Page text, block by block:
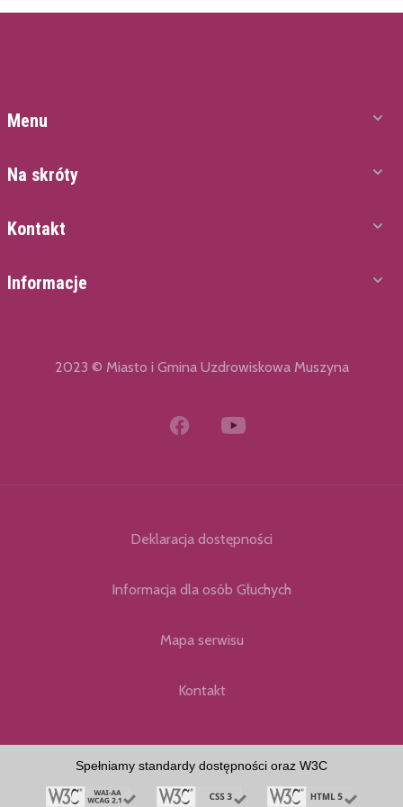
Menu
Na skróty
Kontakt
Informacje
2023 © Miasto i Gmina Uzdrowiskowa Muszyna
Deklaracja dostępności
Informacja dla osób Głuchych
Mapa serwisu
Kontakt
Spełniamy standardy dostępności oraz W3C